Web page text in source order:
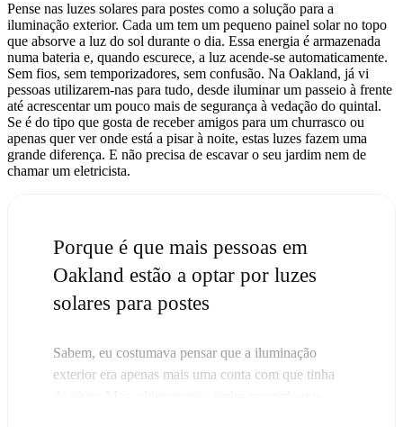
Pense nas luzes solares para postes como a solução para a
iluminação exterior. Cada um tem um pequeno painel solar no topo
que absorve a luz do sol durante o dia. Essa energia é armazenada
numa bateria e, quando escurece, a luz acende-se automaticamente.
Sem fios, sem temporizadores, sem confusão. Na Oakland, já vi
pessoas utilizarem-nas para tudo, desde iluminar um passeio à frente
até acrescentar um pouco mais de segurança à vedação do quintal.
Se é do tipo que gosta de receber amigos para um churrasco ou
apenas quer ver onde está a pisar à noite, estas luzes fazem uma
grande diferença. E não precisa de escavar o seu jardim nem de
chamar um eletricista.
Porque é que mais pessoas em
Oakland estão a optar por luzes
solares para postes
Sabem, eu costumava pensar que a iluminação
exterior era apenas mais uma conta com que tinha